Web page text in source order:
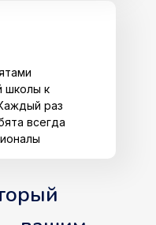
школы к
раз
всегда